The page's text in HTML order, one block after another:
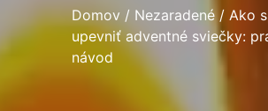
Domov/ Nezaradené/ Ako
upevniť adventné sviečky:
návod